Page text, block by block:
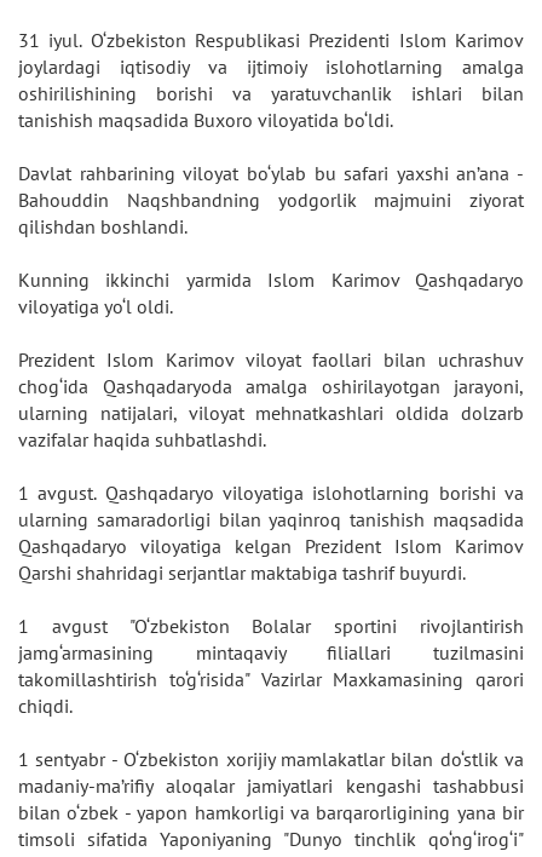
31 iyul. O‘zbekiston Respublikasi Prezidenti Islom Karimov
joylardagi iqtisodiy va ijtimoiy islohotlarning amalga
oshirilishining borishi va yaratuvchanlik ishlari bilan
tanishish maqsadida Buxoro viloyatida bo‘ldi.
Davlat rahbarining viloyat bo‘ylab bu safari yaxshi an’ana -
Bahouddin Naqshbandning yodgorlik majmuini ziyorat
qilishdan boshlandi.
Kunning ikkinchi yarmida Islom Karimov Qashqadaryo
viloyatiga yo‘l oldi.
Prezident Islom Karimov viloyat faollari bilan uchrashuv
chog‘ida Qashqadaryoda amalga oshirilayotgan jarayoni,
ularning natijalari, viloyat mehnatkashlari oldida dolzarb
vazifalar haqida suhbatlashdi.
1 avgust. Qashqadaryo viloyatiga islohotlarning borishi va
ularning samaradorligi bilan yaqinroq tanishish maqsadida
Qashqadaryo viloyatiga kelgan Prezident Islom Karimov
Qarshi shahridagi serjantlar maktabiga tashrif buyurdi.
1 avgust "O‘zbekiston Bolalar sportini rivojlantirish
jamg‘armasining mintaqaviy filiallari tuzilmasini
takomillashtirish to‘g‘risida" Vazirlar Maxkamasining qarori
chiqdi.
1 sentyabr - O‘zbekiston xorijiy mamlakatlar bilan do‘stlik va
madaniy-ma’rifiy aloqalar jamiyatlari kengashi tashabbusi
bilan o‘zbek - yapon hamkorligi va barqarorligining yana bir
timsoli sifatida Yaponiyaning "Dunyo tinchlik qo‘ng‘irog‘i"